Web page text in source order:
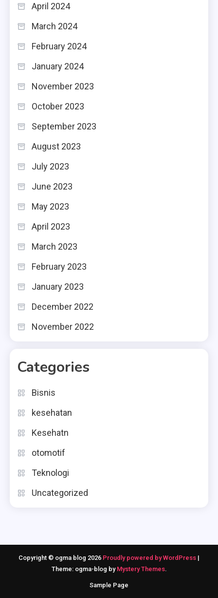
April 2024
March 2024
February 2024
January 2024
November 2023
October 2023
September 2023
August 2023
July 2023
June 2023
May 2023
April 2023
March 2023
February 2023
January 2023
December 2022
November 2022
Categories
Bisnis
kesehatan
Kesehatn
otomotif
Teknologi
Uncategorized
Copyright © ogma blog 2026 Proudly powered by WordPress |
Theme: ogma-blog by Mystery Themes.
Sample Page